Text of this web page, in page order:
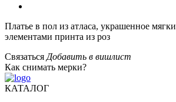
Платье в пол из атласа, украшенное
элементами принта из роз
Связаться Добавить в вишлист
Как снимать мерки?
КАТАЛОГ